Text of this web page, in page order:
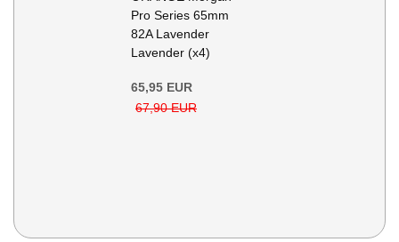
Pro Series 65mm
82A Lavender
Lavender (x4)
65,95 EUR
67,90 EUR